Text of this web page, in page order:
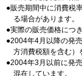
販売期間中に消費税
る場合があります。
実際の販売価格につ
2004年4月以降の発
方消費税額を含む）
2004年3月以前に発
混在しています。